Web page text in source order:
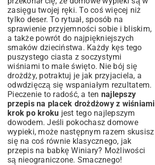
zasięgu twojej ręki. To coś więcej niż
tylko deser. To rytuał, sposób na
sprawienie przyjemności sobie i bliskim,
a także powrót do najpiękniejszych
smaków dzieciństwa. Każdy kęs tego
puszystego ciasta z soczystymi
wiśniami to małe święto. Nie bój się
drożdży, potraktuj je jak przyjaciela, a
odwdzięczą się wspaniałym rezultatem.
Pieczenie to radość, a ten najlepszy
przepis na placek drożdżowy z wiśniami
krok po kroku jest tego najlepszym
dowodem. Jeśli pokochasz domowe
wypieki, może następnym razem skusisz
się na coś równie klasycznego, jak
przepis na babkę Winiary? Możliwości
są nieograniczone. Smacznego!